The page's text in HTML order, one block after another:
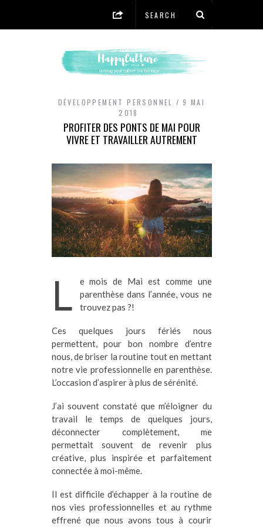
DÉVELOPPEMENT PERSONNEL
9 MAI
2018
PROFITER DES PONTS DE MAI POUR
VIVRE ET TRAVAILLER AUTREMENT
L
e mois de Mai est comme une
parenthèse dans l’année, vous ne
trouvez pas ?!
Ces quelques jours fériés nous
permettent, pour bon nombre d’entre
nous, de briser la routine tout en mettant
notre vie professionnelle en parenthèse.
L’occasion d’aspirer à plus de sérénité.
J’ai souvent constaté que m’éloigner du
travail le temps de quelques jours,
déconnecter complètement, me
permettait souvent de revenir plus
créative, plus inspirée et parfaitement
connectée à moi-même.
Il est difficile d’échapper à la routine de
nos vies professionnelles et au rythme
effrené que nous avons tous à courir